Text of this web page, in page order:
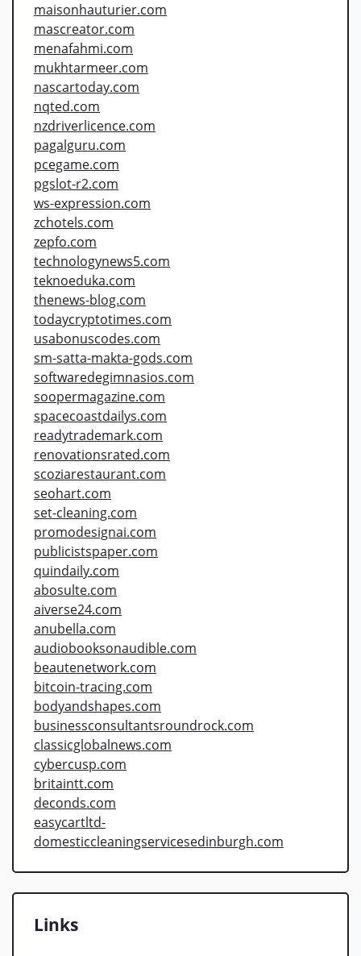
maisonhauturier.com
mascreator.com
menafahmi.com
mukhtarmeer.com
nascartoday.com
nqted.com
nzdriverlicence.com
pagalguru.com
pcegame.com
pgslot-r2.com
ws-expression.com
zchotels.com
zepfo.com
technologynews5.com
teknoeduka.com
thenews-blog.com
todaycryptotimes.com
usabonuscodes.com
sm-satta-makta-gods.com
softwaredegimnasios.com
soopermagazine.com
spacecoastdailys.com
readytrademark.com
renovationsrated.com
scoziarestaurant.com
seohart.com
set-cleaning.com
promodesignai.com
publicistspaper.com
quindaily.com
abosulte.com
aiverse24.com
anubella.com
audiobooksonaudible.com
beautenetwork.com
bitcoin-tracing.com
bodyandshapes.com
businessconsultantsroundrock.com
classicglobalnews.com
cybercusp.com
britaintt.com
deconds.com
easycartltd-
domesticcleaningservicesedinburgh.com
Links